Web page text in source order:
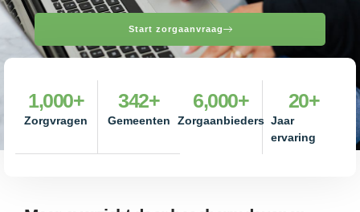
Start zorgaanvraag
Zorgvragen
1,000+
Gemeenten
342+
Zorgaanbieders
6,000+
Jaar
ervaring
20+